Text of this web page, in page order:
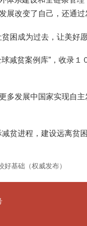
改变了自己，还通过
成为过去，让美好愿
贫案例库”，收录１
发展中国家实现自
进程，建设远离贫困
好基础（权威发布）